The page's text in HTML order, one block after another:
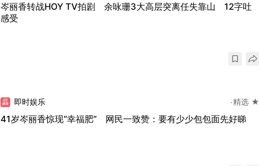
岑丽香转战HOY TV拍剧 余咏珊3大高层突离任失靠山 12字吐
感受
即时娱乐 精选 ★
41岁岑丽香惊现“幸福肥” 网民一致赞：要有少少包包面先好睇